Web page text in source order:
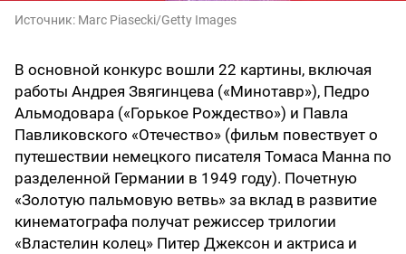
Источник: Marc Piasecki/Getty Images
В основной конкурс вошли 22 картины, включая
работы Андрея Звягинцева («Минотавр»), Педро
Альмодовара («Горькое Рождество») и Павла
Павликовского «Отечество» (фильм повествует о
путешествии немецкого писателя Томаса Манна по
разделенной Германии в 1949 году). Почетную
«Золотую пальмовую ветвь» за вклад в развитие
кинематографа получат режиссер трилогии
«Властелин колец» Питер Джексон и актриса и